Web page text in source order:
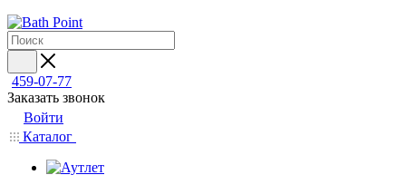
459-07-77
Заказать звонок
Войти
Каталог